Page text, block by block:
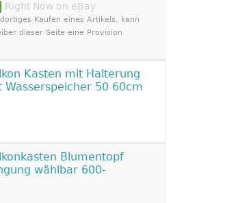
Right Now on eBay
Kaufen eines Artikels, kann
dieser Seite eine Provision
Kasten mit Halterung
Wasserspeicher 50 60cm
Blumentopf
wählbar 600-